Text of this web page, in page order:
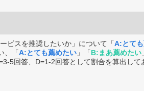
ビスを推奨したいか」について「A:とて
、「A:とても薦めたい 」「B:まあ薦めたい
5回答、D=1-2回答として割合を算出して